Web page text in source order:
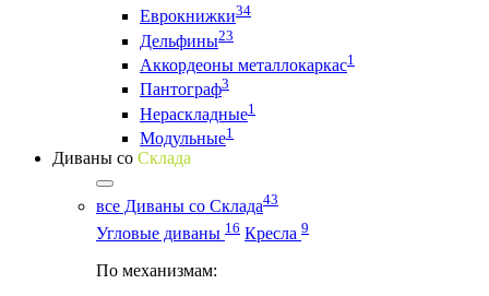
Еврокнижки34
Дельфины23
Аккордеоны металлокаркас1
Пантограф3
Нераскладные1
Модульные1
Диваны со Склада
все Диваны со Склада43
Угловые диваны 16 Кресла 9
По механизмам: